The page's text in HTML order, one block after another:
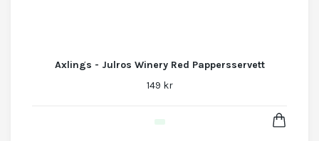
Axlings - Julros Winery Red Pappersservett
149 kr